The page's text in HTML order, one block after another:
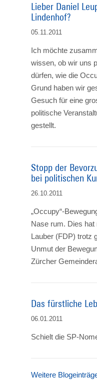
Lieber Daniel
Lindenhof?
05.11.2011
Ich möchte
wissen, ob wir uns
dürfen, wie die
Grund haben wir
Gesuch für eine
politische
gestellt.
Stopp der
bei politischen
26.10.2011
„Occupy“-
Nase rum. Dies
Lauber (FDP) trotz
Unmut der
Zürcher
Das fürstliche
06.01.2011
Schielt die SP-
Weitere